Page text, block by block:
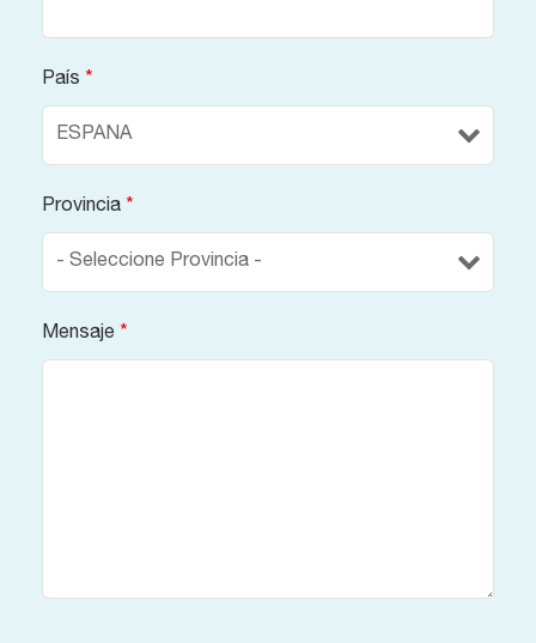
País *
Provincia *
Mensaje *